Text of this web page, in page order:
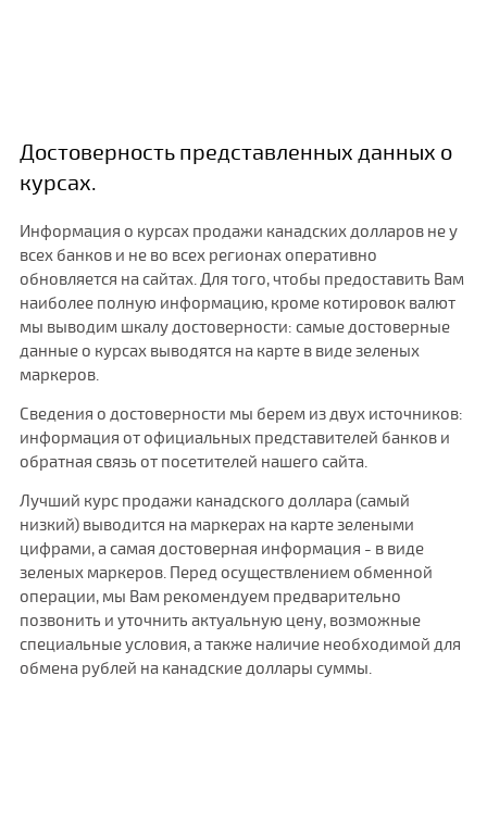
Достоверность представленных данных о
курсах.
Информация о курсах продажи канадских долларов не у
всех банков и не во всех регионах оперативно
обновляется на сайтах. Для того, чтобы предоставить Вам
наиболее полную информацию, кроме котировок валют
мы выводим шкалу достоверности: самые достоверные
данные о курсах выводятся на карте в виде зеленых
маркеров.
Сведения о достоверности мы берем из двух источников:
информация от официальных представителей банков и
обратная связь от посетителей нашего сайта.
Лучший курс продажи канадского доллара (самый
низкий) выводится на маркерах на карте зелеными
цифрами, а самая достоверная информация - в виде
зеленых маркеров. Перед осуществлением обменной
операции, мы Вам рекомендуем предварительно
позвонить и уточнить актуальную цену, возможные
специальные условия, а также наличие необходимой для
обмена рублей на канадские доллары суммы.